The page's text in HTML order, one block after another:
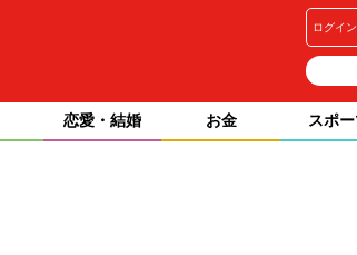
ログイン
恋愛・結婚 お金 スポ